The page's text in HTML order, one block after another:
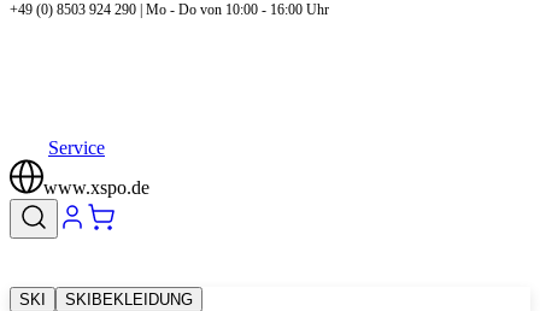
+49 (0) 8503 924 290 | Mo - Do von 10:00 - 16:00 Uhr
Service
www.xspo.de
SKI SKIBEKLEIDUNG